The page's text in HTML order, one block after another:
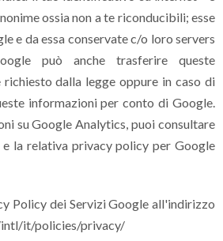
ossia non a te riconducibili; esse
e da essa conservate c/o loro servers
può anche trasferire queste
dalla legge oppure in caso di
informazioni per conto di Google.
su Google Analytics, puoi consultare
la relativa privacy policy per Google
Policy dei Servizi Google all'indirizzo
it/policies/privacy/